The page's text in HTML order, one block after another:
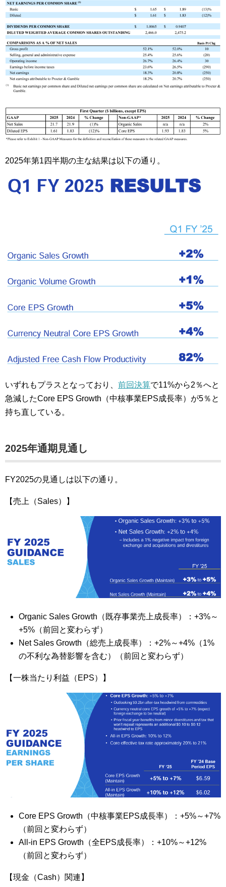
2025年第1四半期の主な結果は以下の通り。
いずれもプラスとなっており、 前回決算で11%から2％へと
急減したCore EPS Growth（中核事業EPS成長率）が5％と
持ち直している。
2025年通期見通し
FY2025の見通しは以下の通り。
【売上（Sales）】
Organic Sales Growth（既存事業売上成長率）：+3%～
+5%（前回と変わらず）
Net Sales Growth（総売上成長率）：+2%～+4%（1%
の不利な為替影響を含む）（前回と変わらず）
【一株当たり利益（EPS）】
Core EPS Growth（中核事業EPS成長率）：+5%～+7%
（前回と変わらず）
All-in EPS Growth（全EPS成長率）：+10%～+12%
（前回と変わらず）
【現金（Cash）関連】